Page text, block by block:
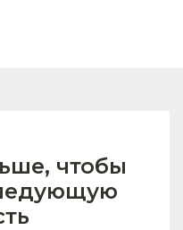
чтобы